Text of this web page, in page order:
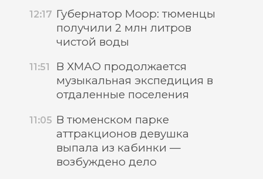
12:17 Губернатор Моор: тюменцы
получили 2 млн литров
чистой воды
11:51
В ХМАО продолжается
музыкальная экспедиция в
отдаленные поселения
11:05 В тюменском парке
аттракционов девушка
выпала из кабинки —
возбуждено дело